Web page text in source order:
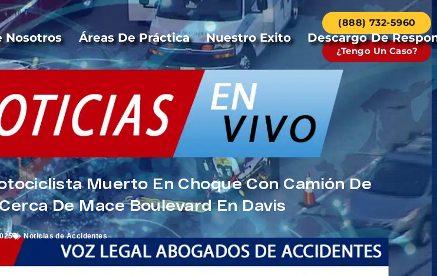
Nosotros Áreas De Práctica Nuestro Exito Descargo De
(888) 732-5960
¿Tengo Un Caso?
Muerto En Choque Con Camión De
De Mace Boulevard En Davis
Noticias de Accidentes